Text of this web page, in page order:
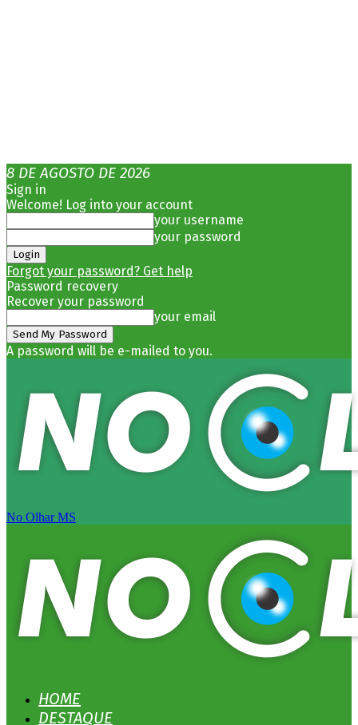
8 DE AGOSTO DE 2026
Sign in
Welcome! Log into your account
your username
your password
Forgot your password? Get help
Password recovery
Recover your password
your email
A password will be e-mailed to you.
No Olhar MS
HOME
DESTAQUE